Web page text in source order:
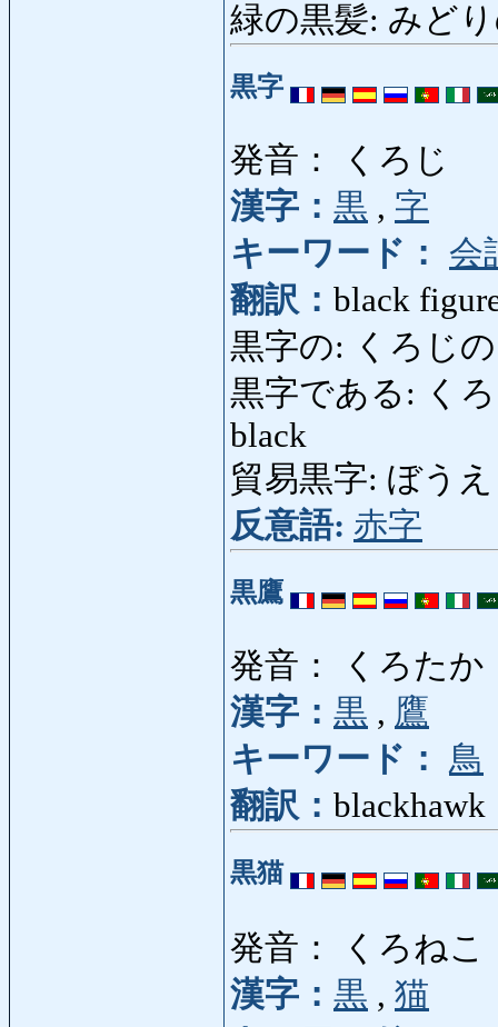
緑の黒髪: みど
黒字
発音： くろじ
漢字： 黒 , 字
キーワード：
会
翻訳： black
黒字の: くろじ
黒字である: く
black
貿易黒字: ぼう
反意語: 赤字
黒鷹
発音： くろたか
漢字： 黒 , 鷹
キーワード：
鳥
翻訳： blackhawk
黒猫
発音： くろねこ
漢字： 黒 , 猫